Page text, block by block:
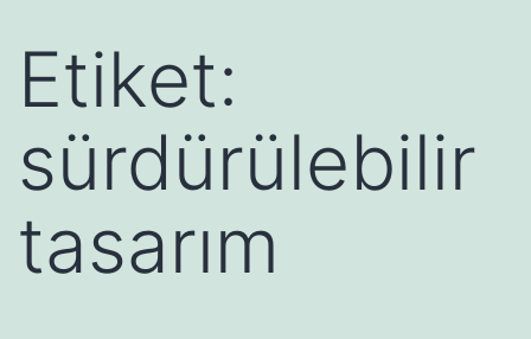
Etiket:
sürdürülebilir
tasarım